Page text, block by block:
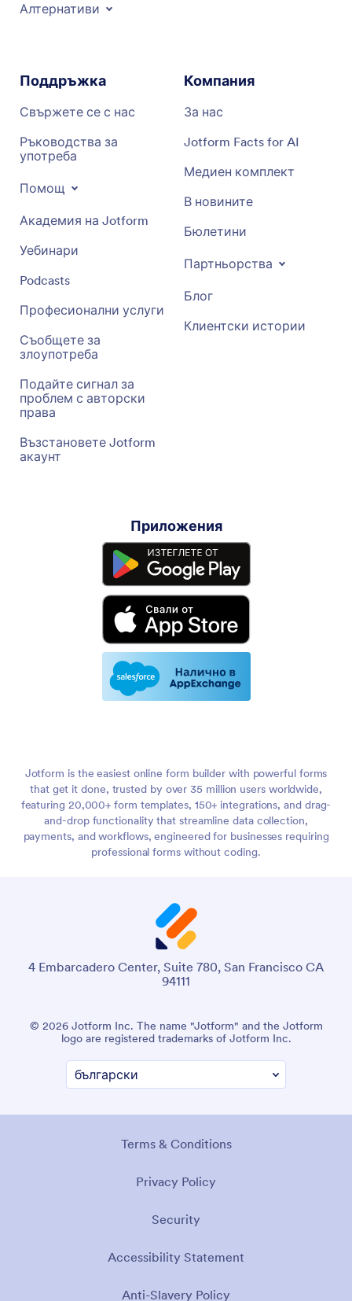
Алтернативи
Поддръжка
Свържете се с нас
Ръководства за
употреба
Помощ
Академия на Jotform
Уебинари
Podcasts
Професионални услуги
Съобщете за
злоупотреба
Подайте сигнал за
проблем с авторски
права
Възстановете Jotform
акаунт
Компания
За нас
Jotform Facts for AI
Медиен комплект
В новините
Бюлетини
Партньорства
Блог
Клиентски истории
Приложения
Jotform is the easiest online form builder with powerful forms
that get it done, trusted by over 35 million users worldwide,
featuring 20,000+ form templates, 150+ integrations, and drag-
and-drop functionality that streamline data collection,
payments, and workflows, engineered for businesses requiring
professional forms without coding.
4 Embarcadero Center, Suite 780, San Francisco CA
94111
© 2026 Jotform Inc. The name "Jotform" and the Jotform
logo are registered trademarks of Jotform Inc.
Terms & Conditions
Privacy Policy
Security
Accessibility Statement
Anti-Slavery Policy